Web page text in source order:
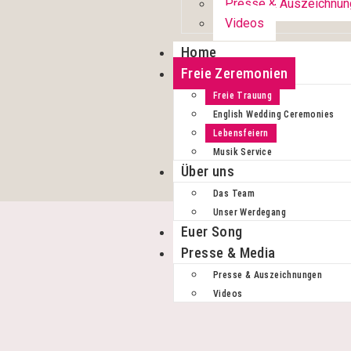
Presse &
Videos
Home
Freie Zeremonien
Freie Trauung
English Wedding Ceremonies
Lebensfeiern
Musik Service
Über uns
Das Team
Unser Werdegang
Euer Song
Presse & Media
Presse & Auszeichnungen
Videos